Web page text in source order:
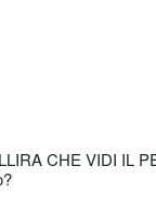
CHE VIDI IL